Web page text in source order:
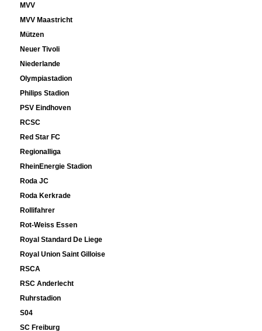
MVV
MVV Maastricht
Mützen
Neuer Tivoli
Niederlande
Olympiastadion
Philips Stadion
PSV Eindhoven
RCSC
Red Star FC
Regionalliga
RheinEnergie Stadion
Roda JC
Roda Kerkrade
Rollifahrer
Rot-Weiss Essen
Royal Standard De Liege
Royal Union Saint Gilloise
RSCA
RSC Anderlecht
Ruhrstadion
S04
SC Freiburg